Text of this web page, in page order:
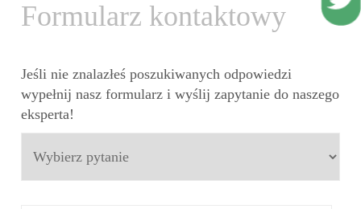
Formularz kontaktowy
Jeśli nie znalazłeś poszukiwanych odpowiedzi
wypełnij nasz formularz i wyślij zapytanie do naszego
eksperta!